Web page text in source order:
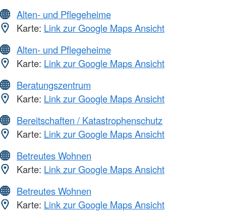
Alten- und Pflegeheime
Karte: Link zur Google Maps Ansicht
Alten- und Pflegeheime
Karte: Link zur Google Maps Ansicht
Beratungszentrum
Karte: Link zur Google Maps Ansicht
Bereitschaften / Katastrophenschutz
Karte: Link zur Google Maps Ansicht
Betreutes Wohnen
Karte: Link zur Google Maps Ansicht
Betreutes Wohnen
Karte: Link zur Google Maps Ansicht